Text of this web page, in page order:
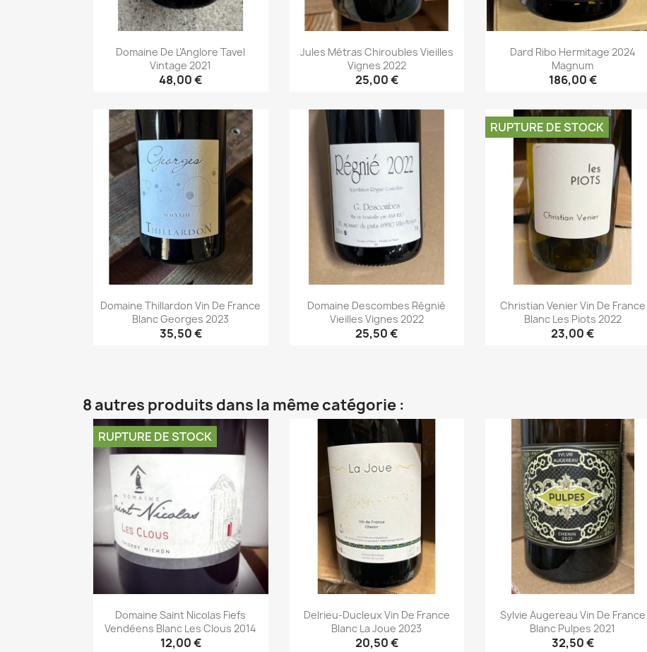
Domaine De L'Anglore Tavel
Vintage 2021
48,00 €
Aperçu rapide
Jules Métras Chiroubles Vieilles
Vignes 2022
25,00 €
Aperçu rapide
Dard Ribo Hermitage 2024
Magnum
186,00 €
Aperçu rapide
Domaine Thillardon Vin De France
Blanc Georges 2023
35,50 €
Domaine Descombes Régnié
Vieilles Vignes 2022
25,50 €
Christian Venier Vin De France
Blanc Les Piots 2022
23,00 €
RUPTURE DE STOCK
8 autres produits dans la même catégorie :
Domaine Saint Nicolas Fiefs
Vendéens Blanc Les Clous 2014
12,00 €
RUPTURE DE STOCK
Delrieu-Ducleux Vin De France
Blanc La Joue 2023
20,50 €
Sylvie Augereau Vin De France
Blanc Pulpes 2021
32,50 €